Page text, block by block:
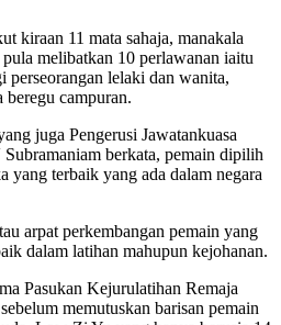
kiraan 11 mata sahaja, manakala
melibatkan 10 perlawanan iaitu
perseorangan lelaki dan wanita,
beregu campuran.
juga Pengerusi Jawatankuasa
berkata, pemain dipilih
yang terbaik yang ada dalam negara
arpat perkembangan pemain yang
dalam latihan mahupun kejohanan.
Pasukan Kejurulatihan Remaja
memutuskan barisan pemain